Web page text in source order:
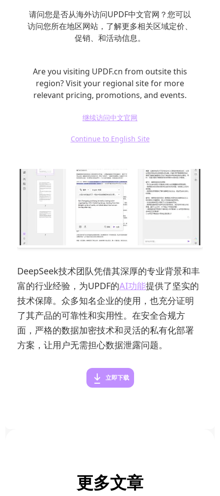
请问您是否从海外访问UPDF中文官网？您可以
访问您所在地区网站，了解更多相关区域定价、
促销、和活动信息。
Are you visiting UPDF.cn from outsite this
region? Visit your regional site for more
relevant pricing, promotions, and events.
继续访问中文官网
Continue to English Site
在不同的行业领域，UPDF×DeepSeek也展现出
了广泛的应用潜力。在教育领域，它可以帮助
行业中，能够为合同条款提供风险AI提示。跨
境商务场景下，实现多语言商务文档的一键转
本，激发更多创意灵感。
DeepSeek技术团队凭借其深厚的专业背景和丰
富的行业经验，为UPDF的AI功能提供了坚实的
技术保障。众多知名企业的使用，也充分证明
了其产品的可靠性和实用性。在安全合规方
面，严格的数据加密技术和灵活的私有化部署
方案，让用户无需担心数据泄露问题。
立即下载
更多文章